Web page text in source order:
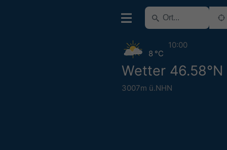
Wetter 46.58°N
3007m ü.NHN
8 °C
10:00